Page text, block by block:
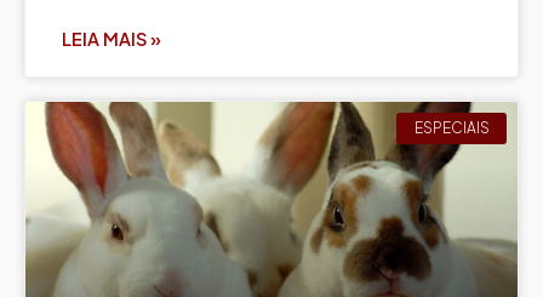
LEIA MAIS »
ESPECIAIS